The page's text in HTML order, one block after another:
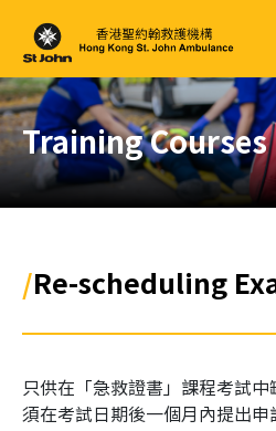
Training Courses
/Re-scheduling
只供在「急救證書」課程考試
須在考試日期後一個月內提出申